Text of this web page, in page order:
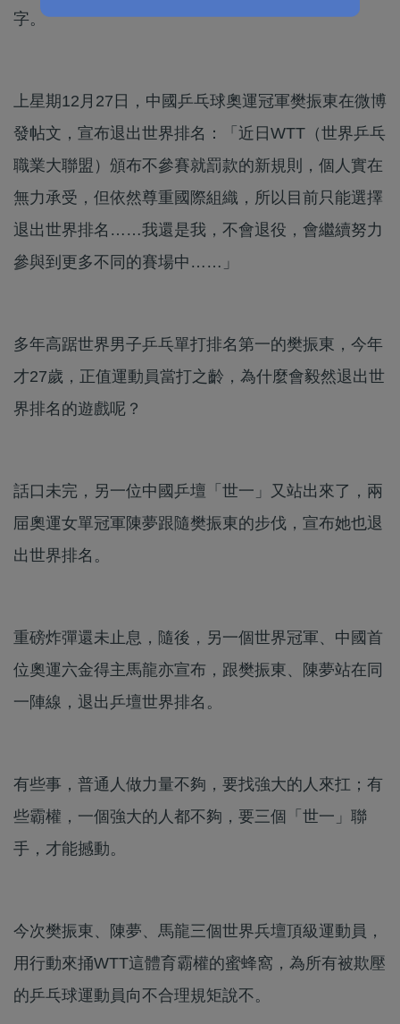
字。
上星期12月27日，中國乒乓球奧運冠軍樊振東在微博
發帖文，宣布退出世界排名：「近日WTT（世界乒乓
職業大聯盟）頒布不參賽就罰款的新規則，個人實在
無力承受，但依然尊重國際組織，所以目前只能選擇
退出世界排名……我還是我，不會退役，會繼續努力
參與到更多不同的賽場中……」
多年高踞世界男子乒乓單打排名第一的樊振東，今年
才27歲，正值運動員當打之齡，為什麼會毅然退出世
界排名的遊戲呢？
話口未完，另一位中國乒壇「世一」又站出來了，兩
屇奧運女單冠軍陳夢跟隨樊振東的步伐，宣布她也退
出世界排名。
重磅炸彈還未止息，隨後，另一個世界冠軍、中國首
位奧運六金得主馬龍亦宣布，跟樊振東、陳夢站在同
一陣線，退出乒壇世界排名。
有些事，普通人做力量不夠，要找強大的人來扛；有
些霸權，一個強大的人都不夠，要三個「世一」聯
手，才能撼動。
今次樊振東、陳夢、馬龍三個世界兵壇頂級運動員，
用行動來捅WTT這體育霸權的蜜蜂窩，為所有被欺壓
的乒乓球運動員向不合理規矩說不。